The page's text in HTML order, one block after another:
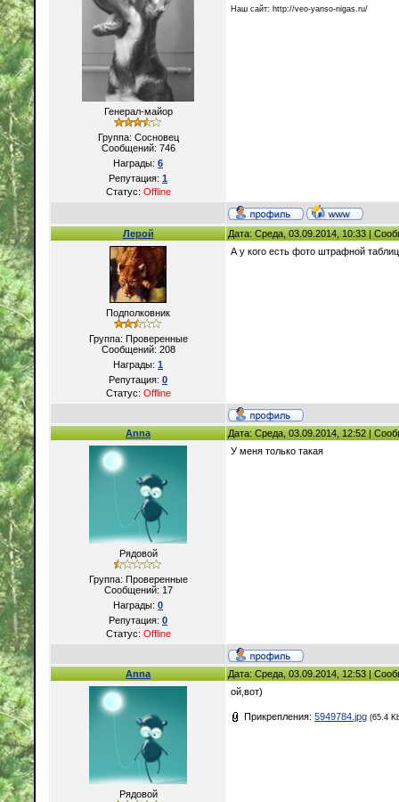
Генерал-майор
Группа: Сосновец
Сообщений: 746
Награды: 6
Репутация: 1
Статус: Offline
Наш сайт: http://veo-yanso-nigas.ru/
Лерой Дата: Среда, 03.09.2014, 10:33 |
Подполковник
Группа: Проверенные
Сообщений: 208
Награды: 1
Репутация: 0
Статус: Offline
А у кого есть фото штрафной
Anna Дата: Среда, 03.09.2014, 12:52 |
Рядовой
Группа: Проверенные
Сообщений: 17
Награды: 0
Репутация: 0
Статус: Offline
У меня только такая
Anna Дата: Среда, 03.09.2014, 12:53 |
Рядовой
ой,вот)
Прикрепления: 5949784.jpg (65.4